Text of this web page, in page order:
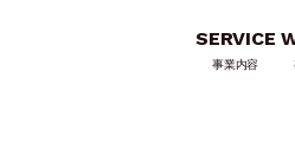
SERVICE
事業内容